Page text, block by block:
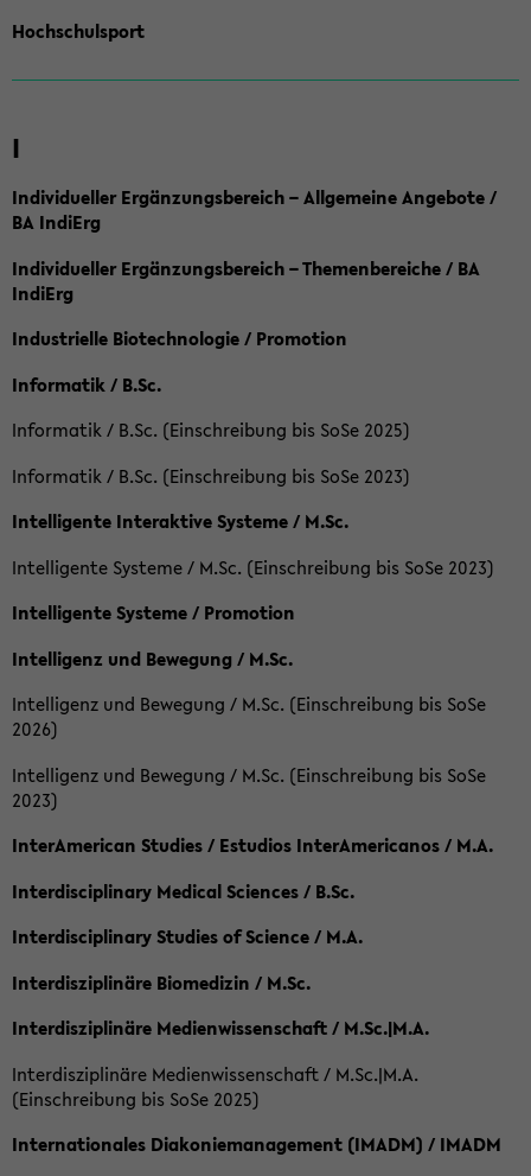
Hochschulsport
I
Individueller Ergänzungsbereich – Allgemeine Angebote /
BA IndiErg
Individueller Ergänzungsbereich – Themenbereiche / BA
IndiErg
Industrielle Biotechnologie / Promotion
Informatik / B.Sc.
Informatik / B.Sc. (Einschreibung bis SoSe 2025)
Informatik / B.Sc. (Einschreibung bis SoSe 2023)
Intelligente Interaktive Systeme / M.Sc.
Intelligente Systeme / M.Sc. (Einschreibung bis SoSe 2023)
Intelligente Systeme / Promotion
Intelligenz und Bewegung / M.Sc.
Intelligenz und Bewegung / M.Sc. (Einschreibung bis SoSe
2026)
Intelligenz und Bewegung / M.Sc. (Einschreibung bis SoSe
2023)
InterAmerican Studies / Estudios InterAmericanos / M.A.
Interdisciplinary Medical Sciences / B.Sc.
Interdisciplinary Studies of Science / M.A.
Interdisziplinäre Biomedizin / M.Sc.
Interdisziplinäre Medienwissenschaft / M.Sc.|M.A.
Interdisziplinäre Medienwissenschaft / M.Sc.|M.A.
(Einschreibung bis SoSe 2025)
Internationales Diakoniemanagement (IMADM) / IMADM